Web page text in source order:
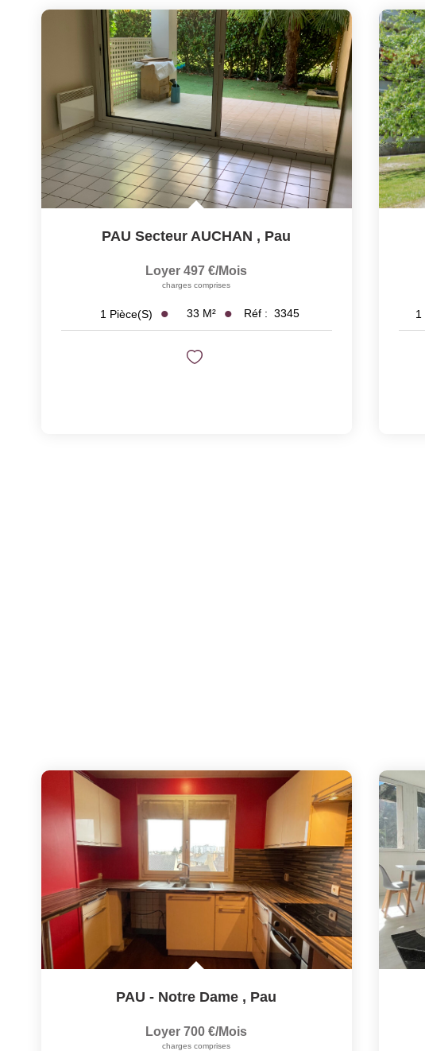
PAU Secteur AUCHAN , Pau
Loyer 497 €/mois
charges comprises
1 Pièce(s) 33 M² Réf : 3345 1
PAU - Notre Dame , Pau
Loyer 700 €/mois
charges comprises